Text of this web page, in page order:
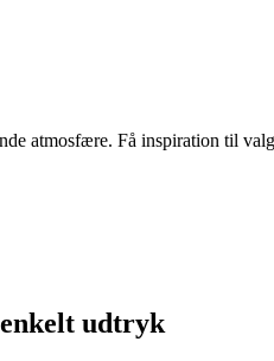
atmosfære. Få inspiration til
udtryk